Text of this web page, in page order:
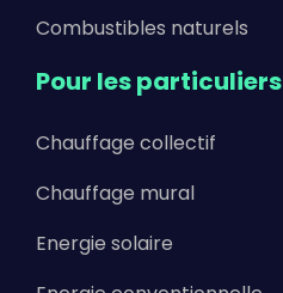
Combustibles naturels
Pour les particuliers
Chauffage collectif
Chauffage mural
Energie solaire